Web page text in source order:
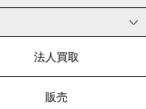
法人買取
販売